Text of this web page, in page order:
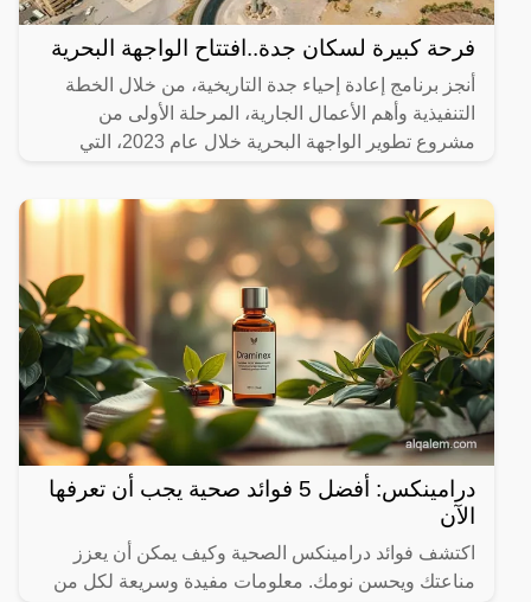
فرحة كبيرة لسكان جدة..افتتاح الواجهة البحرية
أنجز برنامج إعادة إحياء جدة التاريخية، من خلال الخطة
التنفيذية وأهم الأعمال الجارية، المرحلة الأولى من
مشروع تطوير الواجهة البحرية خلال عام 2023، التي
درامينكس: أفضل 5 فوائد صحية يجب أن تعرفها
الآن
اكتشف فوائد درامينكس الصحية وكيف يمكن أن يعزز
مناعتك ويحسن نومك. معلومات مفيدة وسريعة لكل من